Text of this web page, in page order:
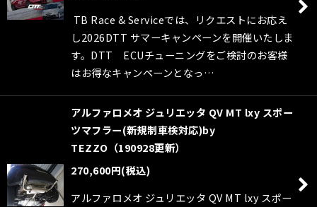
TB Race & Serviceでは、リクエストにお応え
し2026DTT サマーキャンペーンを開催いたしま
す。DTT ECUチューニングをご検討のお客様
はお得なキャンペーンとなっ…
アルファロメオ ジュリエッタ QV MT lxy スポー
ツマフラー(新規制車検対応)by
TEZZO（190928更新）
270,600円(税込)
アルファロメオ ジュリエッタ QV MT lxy スポー